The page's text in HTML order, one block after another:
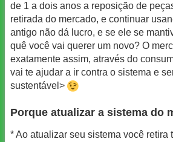
de 1 a dois anos a reposição de
retirada do mercado, e continuar
antigo não dá lucro, e se ele se
quê você vai querer um novo? O
exatamente assim, através do
vai te ajudar a ir contra o sistema e
sustentável>
Porque atualizar a sistema do
* Ao atualizar seu sistema você retira